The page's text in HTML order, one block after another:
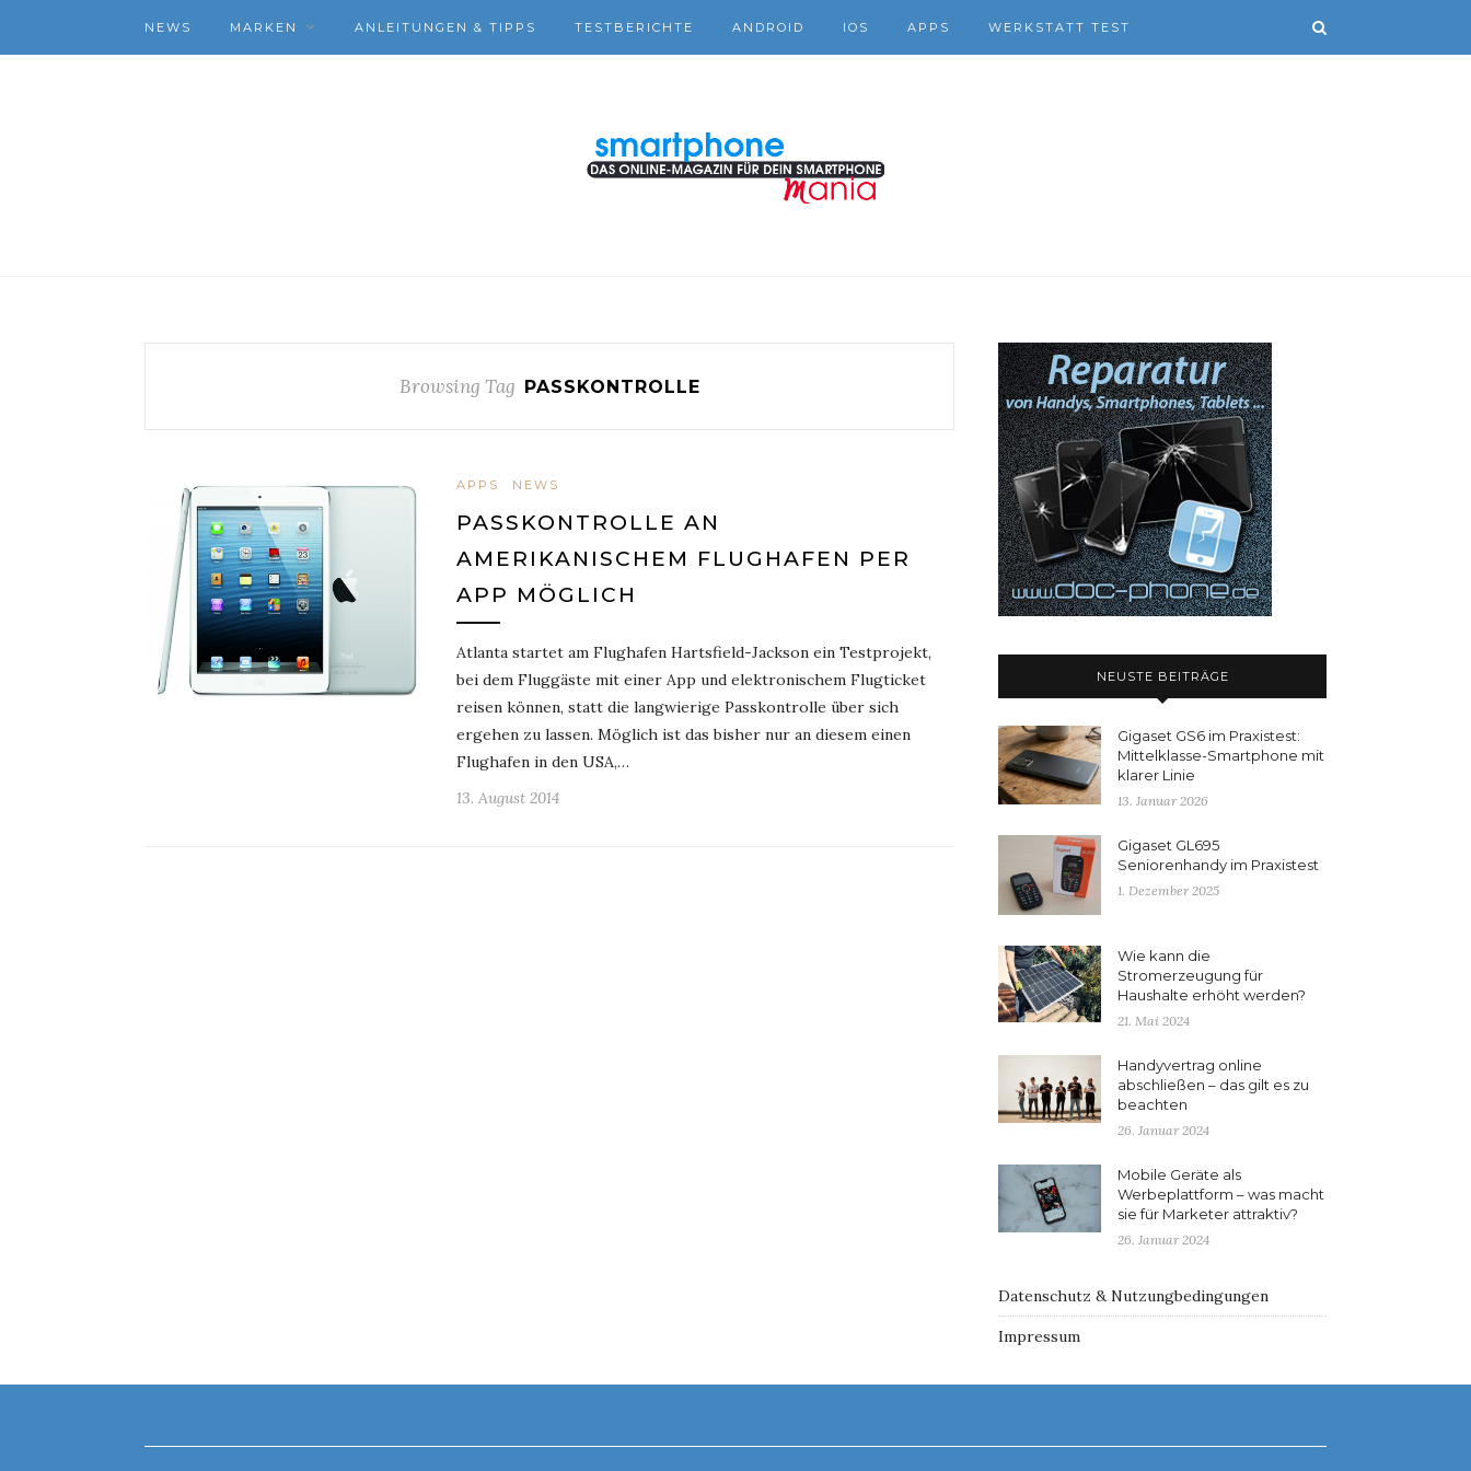
NEWS MARKEN ANLEITUNGEN & TIPPS TESTBERICHTE ANDROID IOS APPS WERKSTATT TEST
Browsing Tag PASSKONTROLLE
APPS NEWS
PASSKONTROLLE AN
AMERIKANISCHEM FLUGHAFEN PER
APP MÖGLICH
Atlanta startet am Flughafen Hartsfield-Jackson ein Testprojekt,
bei dem Fluggäste mit einer App und elektronischem Flugticket
reisen können, statt die langwierige Passkontrolle über sich
ergehen zu lassen. Möglich ist das bisher nur an diesem einen
Flughafen in den USA,…
13. August 2014
NEUSTE BEITRÄGE
Gigaset GS6 im Praxistest:
Mittelklasse-Smartphone mit
klarer Linie
13. Januar 2026
Gigaset GL695
Seniorenhandy im Praxistest
1. Dezember 2025
Wie kann die
Stromerzeugung für
Haushalte erhöht werden?
21. Mai 2024
Handyvertrag online
abschließen – das gilt es zu
beachten
26. Januar 2024
Mobile Geräte als
Werbeplattform – was macht
sie für Marketer attraktiv?
26. Januar 2024
Datenschutz & Nutzungbedingungen
Impressum